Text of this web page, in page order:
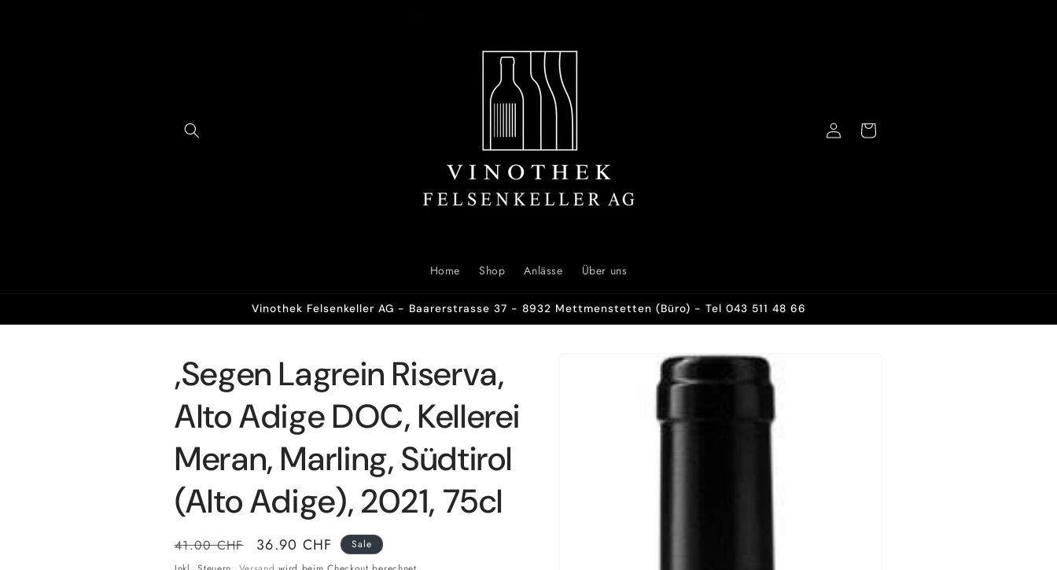
Home Shop Anlässe Über uns
EinloggenWarenkorb
Vinothek Felsenkeller AG - Baarerstrasse 37 - 8932 Mettmenstetten (Büro) - Tel 043 511 48 66
Produktinformationen
,Segen Lagrein Riserva,
Alto Adige DOC, Kellerei
Meran, Marling, Südtirol
(Alto Adige), 2021, 75cl
Normaler
41.00 CHF Verkaufspreis
36.90 CHF
Sale